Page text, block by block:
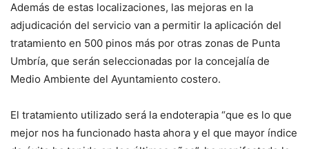
Además de estas localizaciones, las mejoras en la
adjudicación del servicio van a permitir la aplicación del
tratamiento en 500 pinos más por otras zonas de Punta
Umbría, que serán seleccionadas por la concejalía de
Medio Ambiente del Ayuntamiento costero.
El tratamiento utilizado será la endoterapia “que es lo que
mejor nos ha funcionado hasta ahora y el que mayor índice